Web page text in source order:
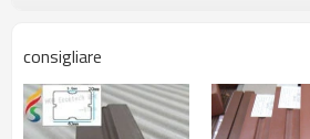
consigliare